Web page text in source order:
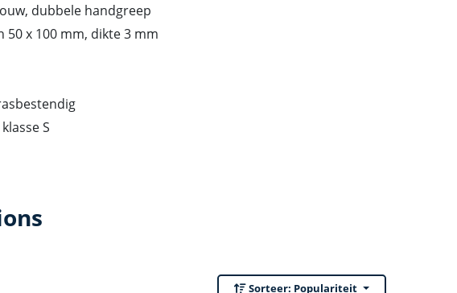
dubbele handgreep
50 x 100 mm, dikte 3 mm
S
Sorteer: Populariteit